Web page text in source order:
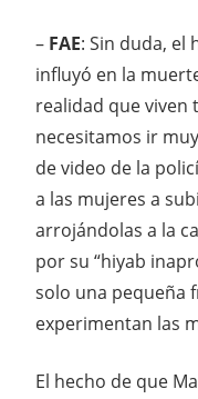
– FAE: Sin duda, el
influyó en la
realidad que viven
necesitamos ir
de video de la
a las mujeres a
arrojándolas a la
por su “hiyab
solo una pequeña
experimentan las
El hecho de que